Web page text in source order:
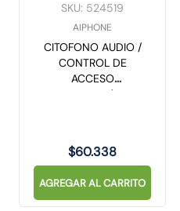
SKU: 524519
AIPHONE
CITOFONO AUDIO /
CONTROL DE
ACCESO
IN000GT/1D
$60.338
AGREGAR AL CARRITO